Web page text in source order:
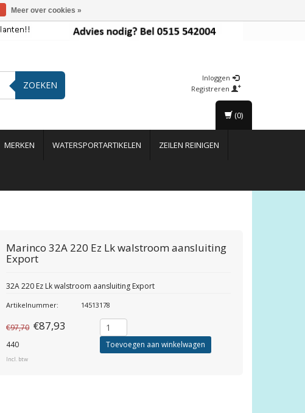
ZOEKEN
Inloggen
Registreren
MERKEN WATERSPORTARTIKELEN ZEILEN REINIGEN
(0)
Marinco 32A 220 Ez Lk walstroom aansluiting
Export
32A 220 Ez Lk walstroom aansluiting Export
Artikelnummer: 14513178
€97,70 €87,93
440
Incl. btw
Toevoegen aan winkelwagen
Meer over cookies »